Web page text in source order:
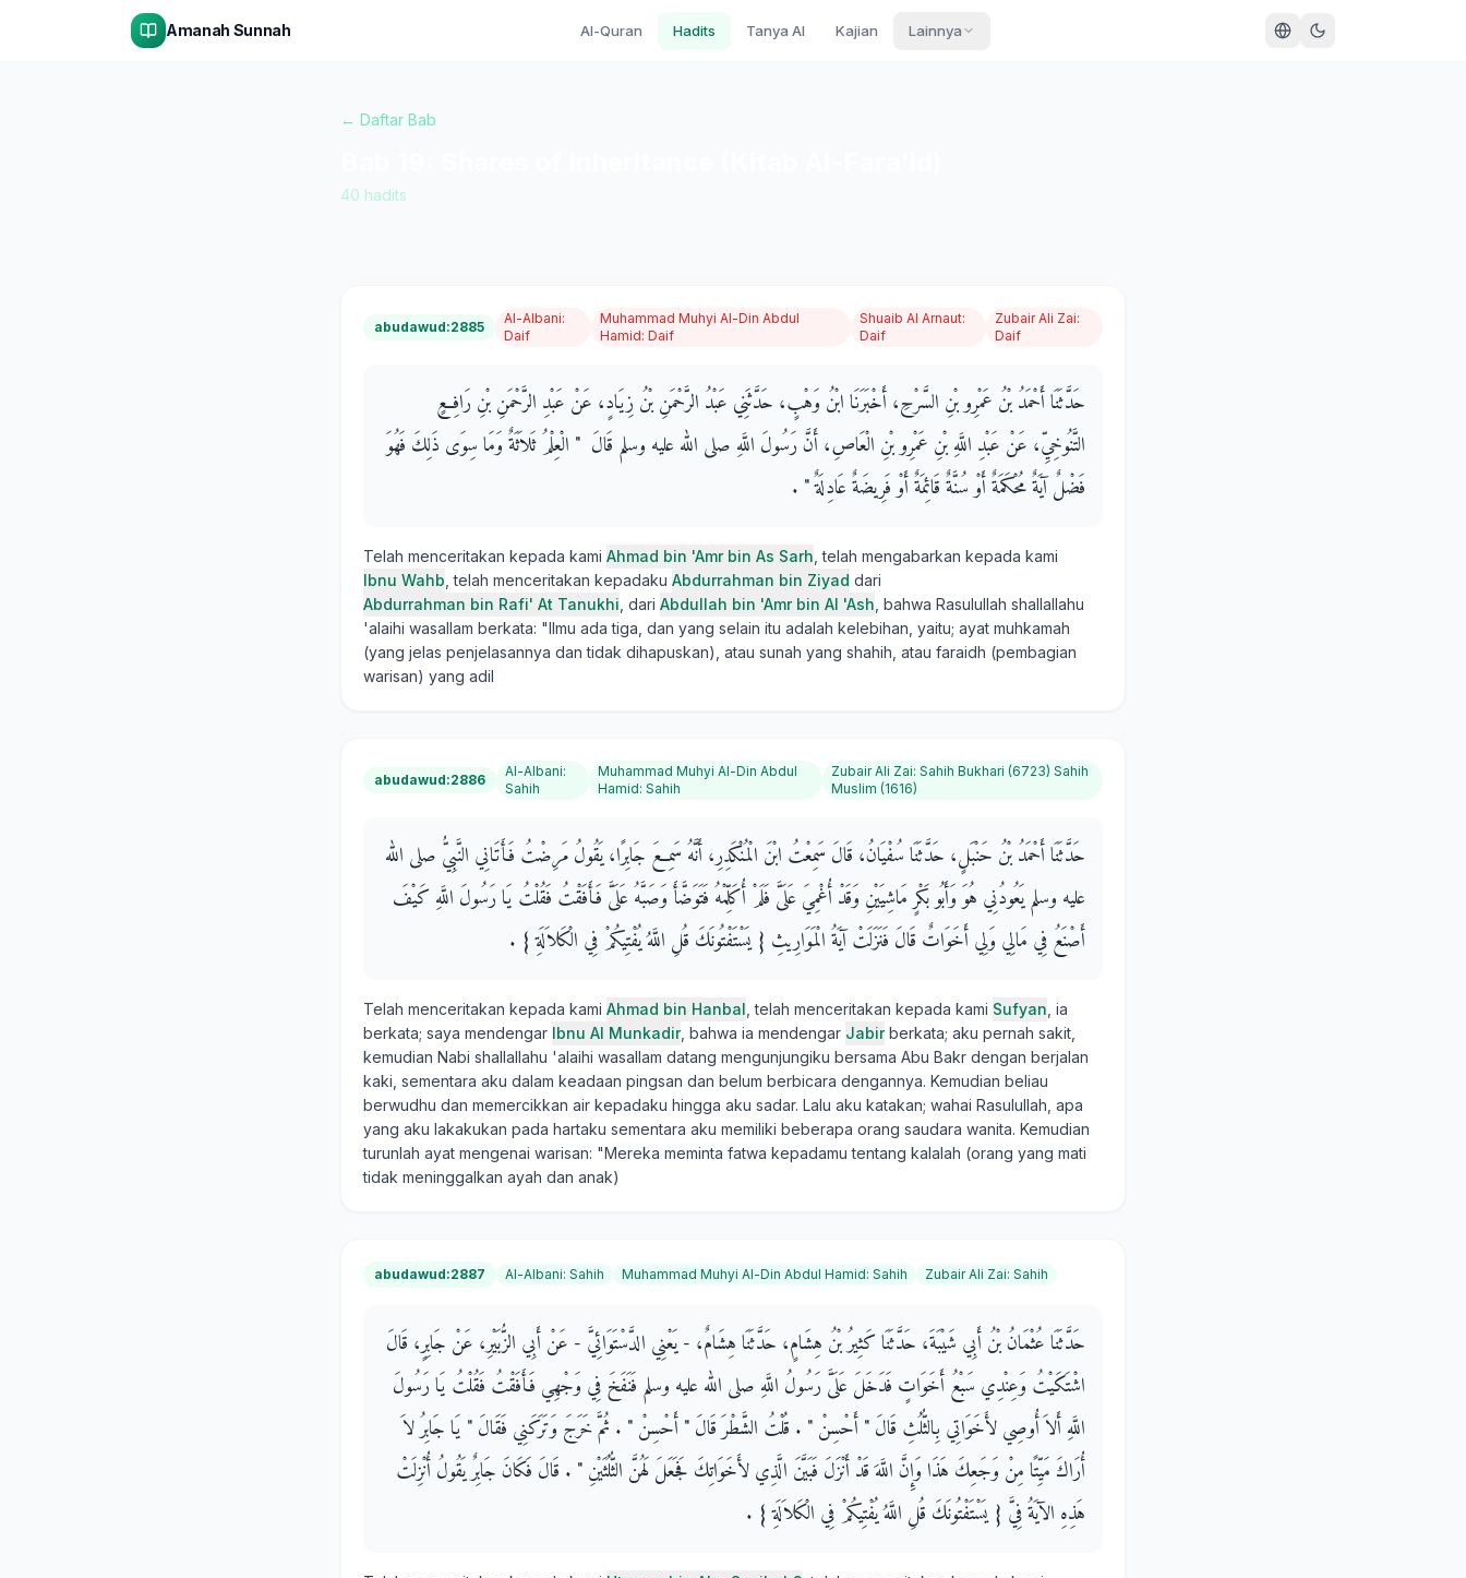
Amanah Sunnah Al-Quran Hadits Tanya AI Kajian Lainnya
← Daftar Bab
40 hadits
abudawud:2885
Al-Albani:
Daif
Muhammad Muhyi Al-Din Abdul
Hamid:Daif
Shuaib Al Arnaut:
Daif
Zubair Ali Zai:
Daif
حَدَّثَنَا أَحْمَدُ بْنُ عَمْرِو بْنِ السَّرْحِ، أَخْبَرَنَا ابْنُ وَهْبٍ، حَدَّثَنِي عَبْدُ الرَّحْمَنِ بْنُ زِيَادٍ، عَنْ عَبْدِ الرَّحْمَنِ بْنِ رَافِعٍ
التَّنُوخِيِّ، عَنْ عَبْدِ اللَّهِ بْنِ عَمْرِو بْنِ الْعَاصِ، أَنَّ رَسُولَ اللَّهِ صلى الله عليه وسلم قَالَ ‏ "‏ الْعِلْمُ ثَلاَثَةٌ وَمَا سِوَى ذَلِكَ فَهُوَ
فَضْلٌ آيَةٌ مُحْكَمَةٌ أَوْ سُنَّةٌ قَائِمَةٌ أَوْ فَرِيضَةٌ عَادِلَةٌ ‏"‏ ‏.‏
Telah menceritakan kepada kami Ahmad bin 'Amr bin As Sarh , telah mengabarkan kepada kami
Ibnu Wahb , telah menceritakan kepadaku Abdurrahman bin Ziyad dari
Abdurrahman bin Rafi' At Tanukhi , dari Abdullah bin 'Amr bin Al 'Ash , bahwa Rasulullah shallallahu
'alaihi wasallam berkata: "Ilmu ada tiga, dan yang selain itu adalah kelebihan, yaitu; ayat muhkamah
(yang jelas penjelasannya dan tidak dihapuskan), atau sunah yang shahih, atau faraidh (pembagian
warisan) yang adil
abudawud:2886
Al-Albani:
Sahih
Muhammad Muhyi Al-Din Abdul
Hamid: Sahih
Zubair Ali Zai:Sahih Bukhari (6723) Sahih
Muslim (1616)
حَدَّثَنَا أَحْمَدُ بْنُ حَنْبَلٍ، حَدَّثَنَا سُفْيَانُ، قَالَ سَمِعْتُ ابْنَ الْمُنْكَدِرِ، أَنَّهُ سَمِعَ جَابِرًا، يَقُولُ مَرِضْتُ فَأَتَانِي النَّبِيُّ صلى الله
عليه وسلم يَعُودُنِي هُوَ وَأَبُو بَكْرٍ مَاشِيَيْنِ وَقَدْ أُغْمِيَ عَلَىَّ فَلَمْ أُكَلِّمْهُ فَتَوَضَّأَ وَصَبَّهُ عَلَىَّ فَأَفَقْتُ فَقُلْتُ يَا رَسُولَ اللَّهِ كَيْفَ
أَصْنَعُ فِي مَالِي وَلِي أَخَوَاتٌ قَالَ فَنَزَلَتْ آيَةُ الْمَوَارِيثِ ‏{‏ يَسْتَفْتُونَكَ قُلِ اللَّهُ يُفْتِيكُمْ فِي الْكَلاَلَةِ ‏}‏ ‏.‏
Telah menceritakan kepada kami Ahmad bin Hanbal , telah menceritakan kepada kami Sufyan , ia
berkata; saya mendengar Ibnu Al Munkadir, bahwa ia mendengar Jabirberkata; aku pernah sakit,
kemudian Nabi shallallahu 'alaihi wasallam datang mengunjungiku bersama Abu Bakr dengan berjalan
kaki, sementara aku dalam keadaan pingsan dan belum berbicara dengannya. Kemudian beliau
berwudhu dan memercikkan air kepadaku hingga aku sadar. Lalu aku katakan; wahai Rasulullah, apa
yang aku lakakukan pada hartaku sementara aku memiliki beberapa orang saudara wanita. Kemudian
turunlah ayat mengenai warisan: "Mereka meminta fatwa kepadamu tentang kalalah (orang yang mati
tidak meninggalkan ayah dan anak)
abudawud:2887 Al-Albani: Sahih Muhammad Muhyi Al-Din Abdul Hamid: Sahih Zubair Ali Zai: Sahih
حَدَّثَنَا عُثْمَانُ بْنُ أَبِي شَيْبَةَ، حَدَّثَنَا كَثِيرُ بْنُ هِشَامٍ، حَدَّثَنَا هِشَامٌ، - يَعْنِي الدَّسْتَوَائِيَّ - عَنْ أَبِي الزُّبَيْرِ، عَنْ جَابِرٍ، قَالَ
اشْتَكَيْتُ وَعِنْدِي سَبْعُ أَخَوَاتٍ فَدَخَلَ عَلَىَّ رَسُولُ اللَّهِ صلى الله عليه وسلم فَنَفَخَ فِي وَجْهِي فَأَفَقْتُ فَقُلْتُ يَا رَسُولَ
اللَّهِ أَلاَ أُوصِي لأَخَوَاتِي بِالثُّلُثِ قَالَ ‏"‏ أَحْسِنْ ‏"‏ ‏.‏ قُلْتُ الشَّطْرَ قَالَ ‏"‏ أَحْسِنْ ‏"‏ ‏.‏ ثُمَّ خَرَجَ وَتَرَكَنِي فَقَالَ ‏"‏ يَا جَابِرُ لاَ
أُرَاكَ مَيِّتًا مِنْ وَجَعِكَ هَذَا وَإِنَّ اللَّهَ قَدْ أَنْزَلَ فَبَيَّنَ الَّذِي لأَخَوَاتِكَ فَجَعَلَ لَهُنَّ الثُّلُثَيْنِ ‏"‏ ‏.‏ قَالَ فَكَانَ جَابِرٌ يَقُولُ أُنْزِلَتْ
هَذِهِ الآيَةُ فِيَّ ‏{‏ يَسْتَفْتُونَكَ قُلِ اللَّهُ يُفْتِيكُمْ فِي الْكَلاَلَةِ ‏}‏ ‏.‏